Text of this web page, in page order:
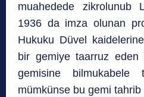
muahedede zikrolunub
1936 da imza olunan
Hukuku Düvel
bir gemiye taarruz eden
gemisine bilmukabele
mümkünse bu gemi tahrib